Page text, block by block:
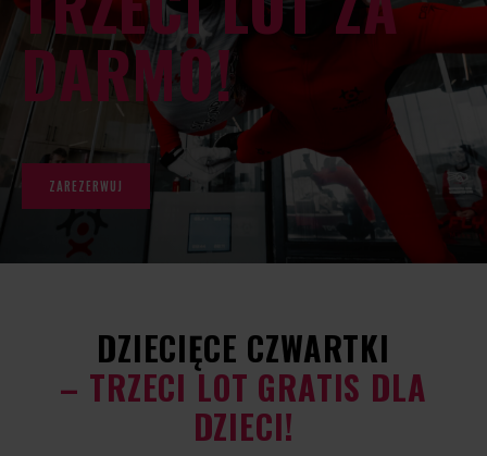
DARMO!
ZAREZERWUJ
DZIECIĘCE CZWARTKI
– TRZECI LOT GRATIS DLA
DZIECI!